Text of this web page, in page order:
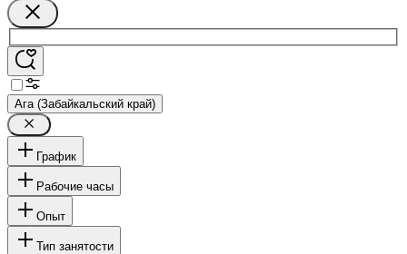
Ага (Забайкальский край)
График
Рабочие часы
Опыт
Тип занятости